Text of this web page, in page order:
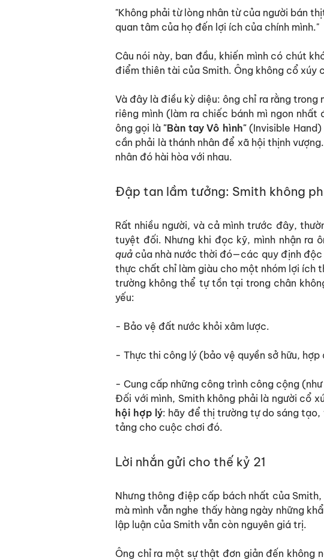
"Không phải từ lòng nhân từ của người bán
quan tâm của họ đến lợi ích của chính mình."
Câu nói này, ban đầu, khiến mình có chút
điểm thiên tài của Smith. Ông không cổ xúy
Và đây là điều kỳ diệu: ông chỉ ra rằng
riêng mình (làm ra chiếc bánh mì ngon
ông gọi là "Bàn tay Vô hình" (Invisible
cần phải là thánh nhân để xã hội thịnh
nhân đó hài hòa với nhau.
Đập tan lầm tưởng: Smith không
Rất nhiều người, và cả mình trước đây,
tuyệt đối. Nhưng khi đọc kỹ, mình nhận ra
quả của nhà nước thời đó—các quy định
thực chất chỉ làm giàu cho một nhóm lợi ích
trường không thể tự tồn tại trong chân
yếu:
- Bảo vệ đất nước khỏi xâm lược.
- Thực thi công lý (bảo vệ quyền sở hữu, hợp
- Cung cấp những công trình công cộng
Đối với mình, Smith không phải là người cổ
hội hợp lý: hãy để thị trường tự do sáng
tảng cho cuộc chơi đó.
Lời nhắn gửi cho thế kỷ 21
Nhưng thông điệp cấp bách nhất của
mà mình vẫn nghe thấy hàng ngày những
lập luận của Smith vẫn còn nguyên giá trị.
Ông chỉ ra một sự thật đơn giản đến không